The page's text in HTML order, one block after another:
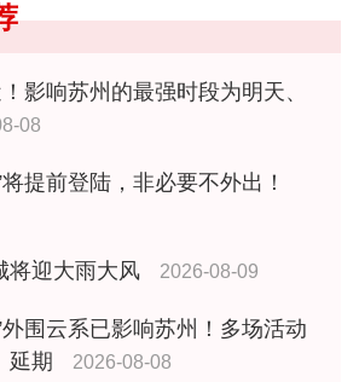
影响苏州的最强时段为明天、
08
提前登陆，非必要不外出！
将迎大雨大风 2026-08-09
外围云系已影响苏州！多场活动
延期
2026-08-08